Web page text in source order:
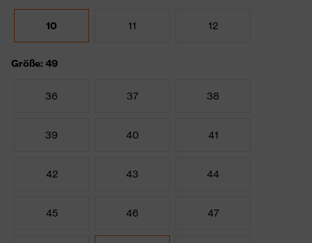
10 11 12
Größe: 49
36 37 38
39 40 41
42 43 44
45 46 47